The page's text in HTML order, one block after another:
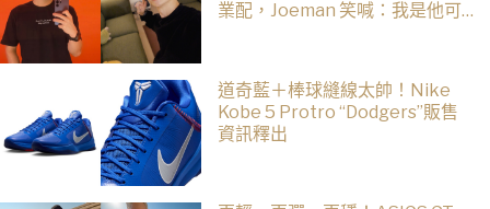
業配，Joeman 笑喊：我是他可
道奇藍＋棒球縫線太帥！Nike
Kobe 5 Protro “Dodgers”販售
資訊釋出